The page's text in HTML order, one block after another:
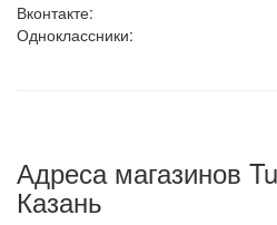
Вконтакте:
Одноклассники:
Адреса магазинов
Казань